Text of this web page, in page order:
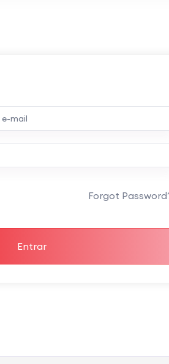
Forgot
Entrar